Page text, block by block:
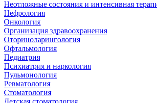
Неотложные состояния и интенсивная
Нефрология
Онкология
Организация здравоохранения
Оториноларингология
Офтальмология
Педиатрия
Психиатрия и наркология
Пульмонология
Ревматология
Стоматология
Детская стоматология